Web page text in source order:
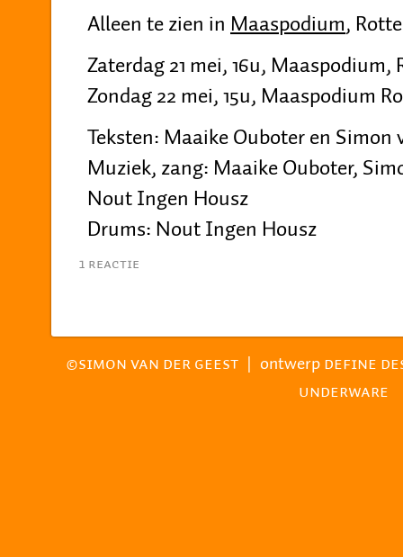
Alleen te zien inMaaspodium,
Zaterdag 21 mei, 16u, Maaspodium,
Zondag 22 mei, 15u, Maaspodium
Teksten: Maaike Ouboter en Simon
Muziek, zang: Maaike Ouboter,
Nout Ingen Housz
Drums: Nout Ingen Housz
1 Reactie
©SIMON VAN DER GEEST | ontwerp DEFINE
UNDERWARE